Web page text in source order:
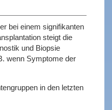
bei einem signifikanten
steigt die
und Biopsie
wenn Symptome der
in den letzten